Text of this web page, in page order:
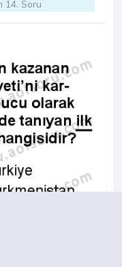
14. Soru